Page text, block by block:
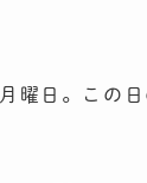
曜日。この日